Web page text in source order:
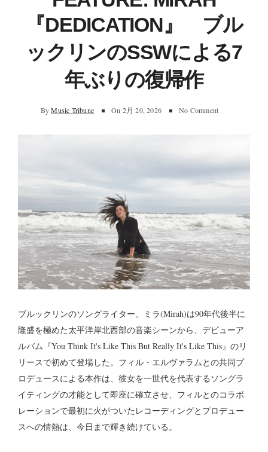
『DEDICATION』 ブル
ックリンのSSWによる7
年ぶりの復帰作
By Music Tribune On 2月 20, 2026 No Comment
ブルックリンのソングライター、ミラ(Mirah)は90年代後半に
隆盛を極めた太平洋岸北西部の音楽シーンから、デビューア
ルバム『You Think It's Like This But Really It's Like This』のリ
リースで初めて登場した。フィル・エルヴァラムとの共同プ
ロデュースによる本作は、彼女を一世代を代表するソングラ
イティングの才能として即座に確立させ、フィルとのコラボ
レーションで最初に火がついたレコーディングとプロデュー
スへの情熱は、今日まで輝き続けている。